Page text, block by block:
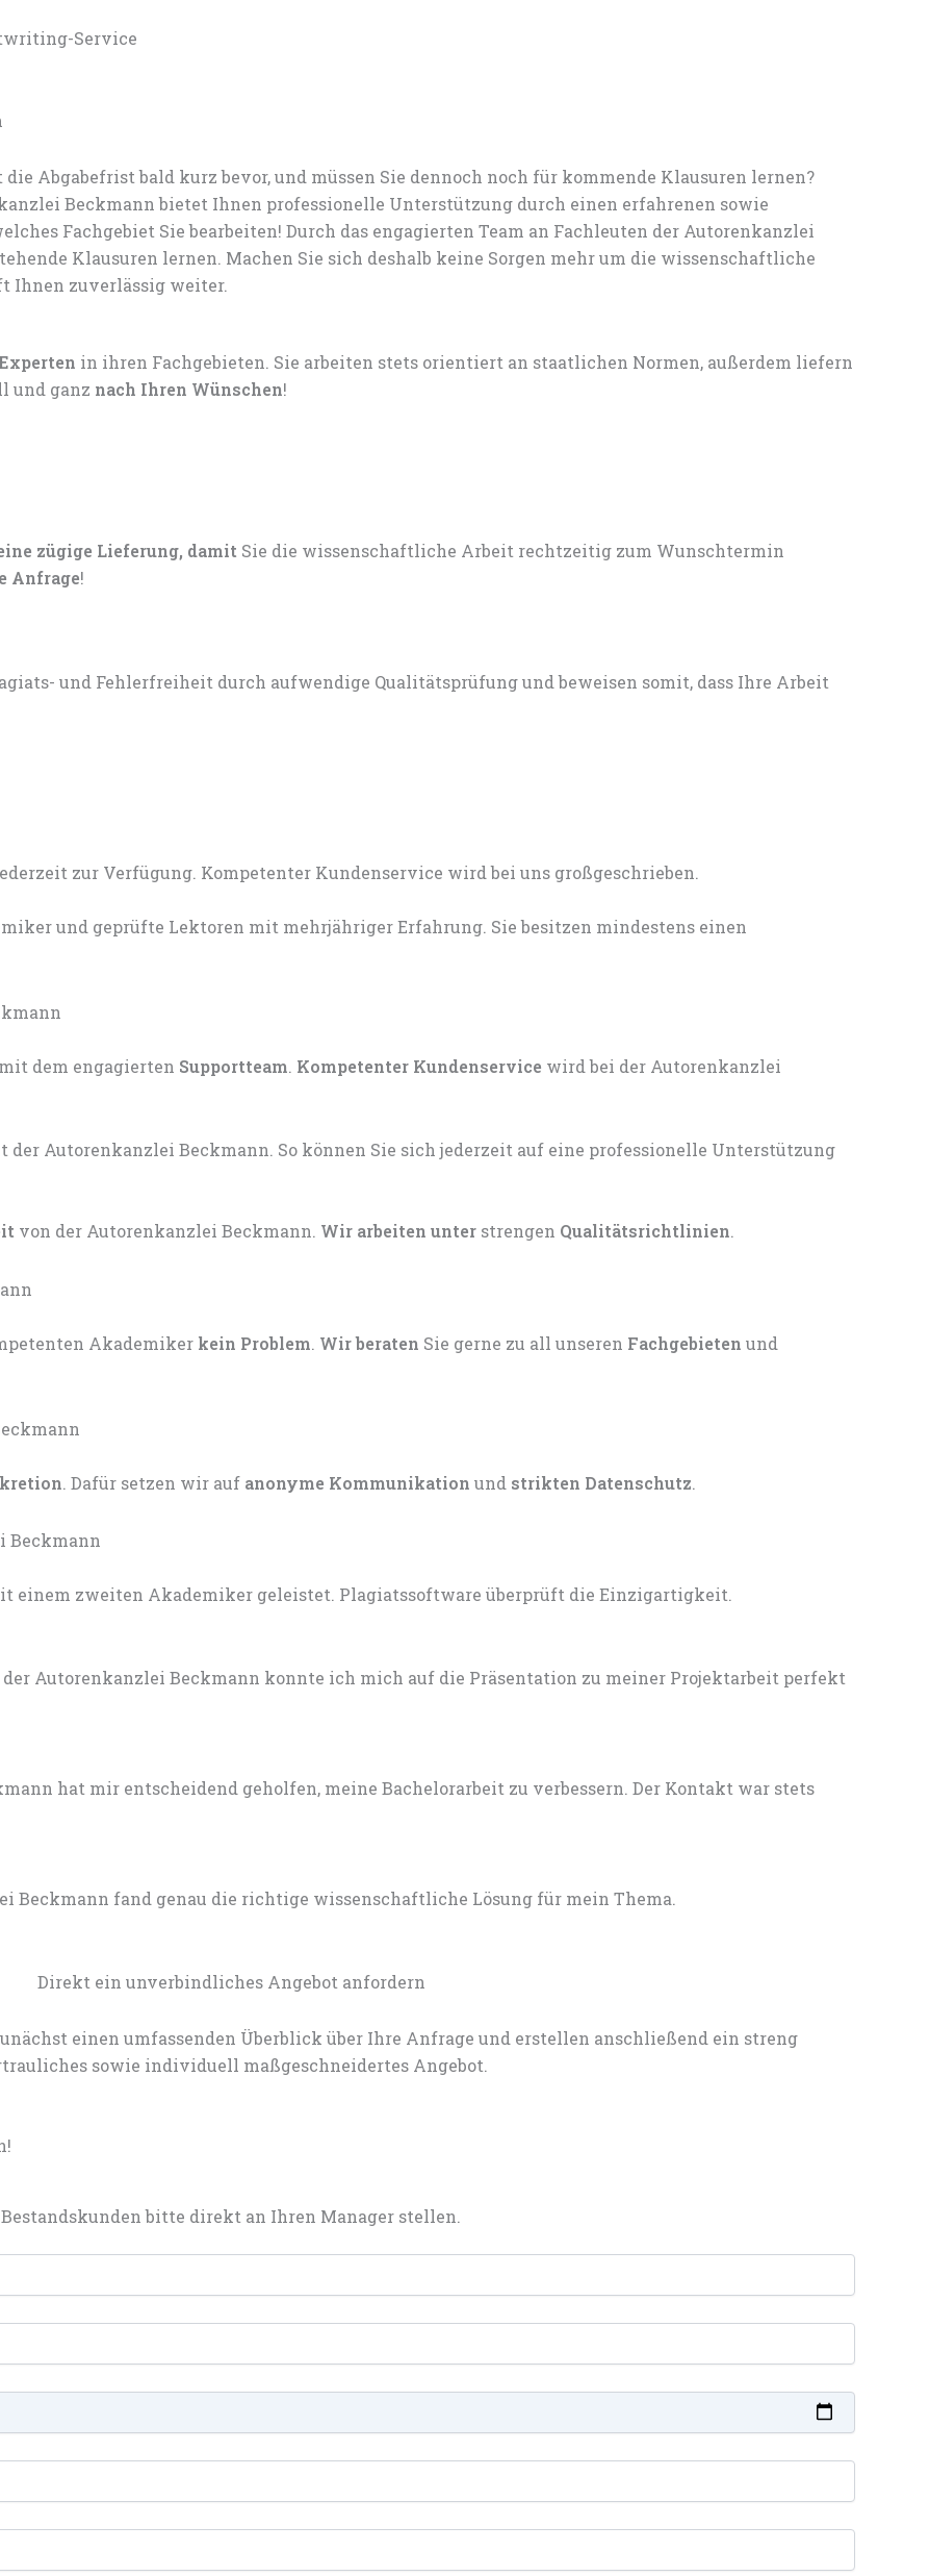
Service
Abgabefrist bald kurz bevor, und müssen Sie dennoch noch für kommende Klausuren lernen?
Beckmann bietet Ihnen professionelle Unterstützung durch einen erfahrenen sowie
Fachgebiet Sie bearbeiten! Durch das engagierten Team an Fachleuten der Autorenkanzlei
Klausuren lernen. Machen Sie sich deshalb keine Sorgen mehr um die wissenschaftliche
Ihnen zuverlässig weiter.
in ihren Fachgebieten. Sie arbeiten stets orientiert an staatlichen Normen, außerdem liefern
und ganz nach Ihren Wünschen!
zügige Lieferung, damit Sie die wissenschaftliche Arbeit rechtzeitig zum Wunschtermin
Anfrage!
und Fehlerfreiheit durch aufwendige Qualitätsprüfung und beweisen somit, dass Ihre Arbeit
und geprüfte Lektoren mit mehrjähriger Erfahrung. Sie besitzen mindestens einen
mit dem engagierten Supportteam. Kompetenter Kundenservice wird bei der Autorenkanzlei
von der Autorenkanzlei Beckmann. Wir arbeiten unter strengen Qualitätsrichtlinien.
Akademiker kein Problem. Wir beraten Sie gerne zu all unseren Fachgebieten und
. Dafür setzen wir auf anonyme Kommunikation und strikten Datenschutz.
einem zweiten Akademiker geleistet. Plagiatssoftware überprüft die Einzigartigkeit.
Autorenkanzlei Beckmann konnte ich mich auf die Präsentation zu meiner Projektarbeit perfekt
hat mir entscheidend geholfen, meine Bachelorarbeit zu verbessern. Der Kontakt war stets
Beckmann fand genau die richtige wissenschaftliche Lösung für mein Thema.
Direkt ein unverbindliches Angebot anfordern
einen umfassenden Überblick über Ihre Anfrage und erstellen anschließend ein streng
sowie individuell maßgeschneidertes Angebot.
bitte direkt an Ihren Manager stellen.